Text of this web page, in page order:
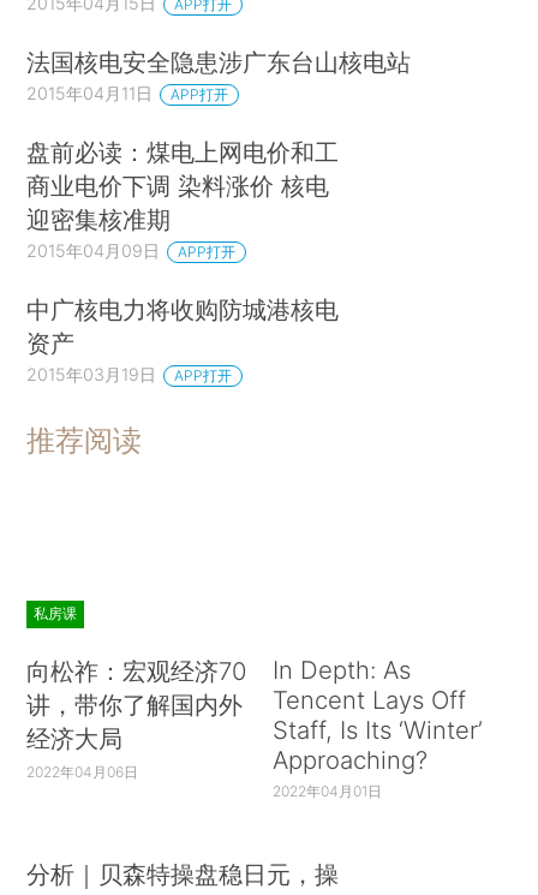
APP打开
法国核电安全隐患涉广东台山核电站
2015年04月11日 APP打开
盘前必读：煤电上网电价和工
商业电价下调 染料涨价 核电
迎密集核准期
2015年04月09日 APP打开
中广核电力将收购防城港核电
资产
2015年03月19日 APP打开
推荐阅读
私房课
向松祚：宏观经济70
讲，带你了解国内外
经济大局
2022年04月06日
In Depth: As
Tencent Lays Off
Staff, Is Its ‘Winter’
Approaching?
2022年04月01日
分析｜贝森特操盘稳日元，操